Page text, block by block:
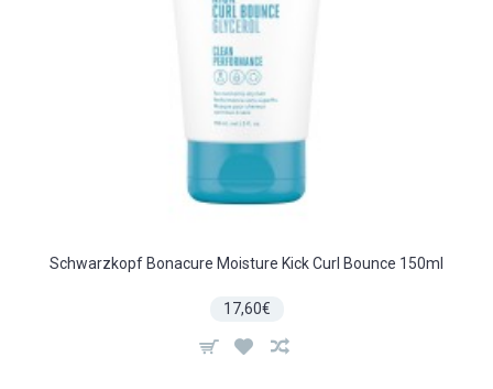
Schwarzkopf Bonacure Moisture Kick Curl Bounce 150ml
17,60€